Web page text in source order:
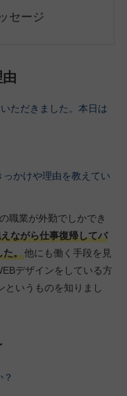
セージ
ただきました。本日は
かけや理由を教えてい
職業が外勤でしかでき
ながら仕事復帰してバ
た。他にも働く手段を見
デザインをしている方
というものを知りまし